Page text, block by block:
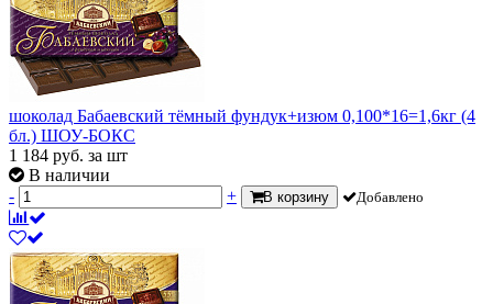
шоколад Бабаевский тёмный фундук+изюм 0,100*16=1,6кг (4
бл.) ШОУ-БОКС
1 184 руб. за шт
В наличии
-
+ В корзину Добавлено